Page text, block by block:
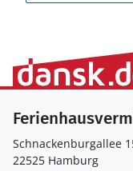
Schnackenburgallee
22525 Hamburg